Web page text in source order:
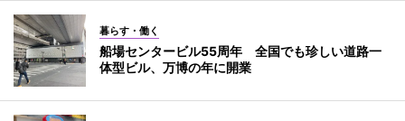
暮らす・働く
船場センタービル55周年 全国でも珍しい道路一
体型ビル、万博の年に開業